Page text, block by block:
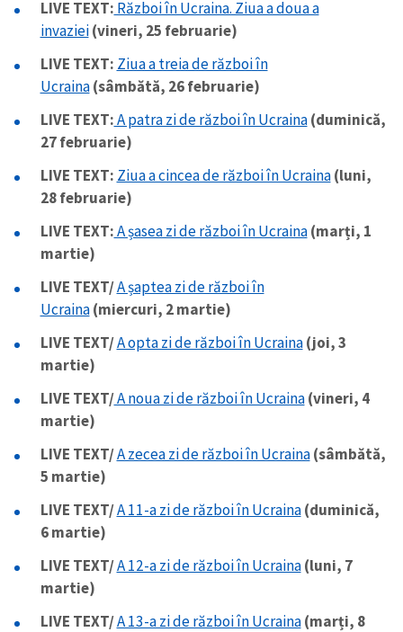
LIVE TEXT: Război în Ucraina. Ziua a doua a
invaziei(vineri, 25 februarie)
LIVE TEXT: Ziua a treia de război în
Ucraina(sâmbătă, 26 februarie)
LIVE TEXT:A patra zi de război în Ucraina(duminică,
27 februarie)
LIVE TEXT: Ziua a cincea de război în Ucraina(luni,
28 februarie)
LIVE TEXT:A șasea zi de război în Ucraina(marți, 1
martie)
LIVE TEXT/A șaptea zi de război în
Ucraina(miercuri, 2 martie)
LIVE TEXT/A opta zi de război în Ucraina(joi, 3
martie)
LIVE TEXT/A noua zi de război în Ucraina(vineri, 4
martie)
LIVE TEXT/A zecea zi de război în Ucraina(sâmbătă,
5 martie)
LIVE TEXT/A 11-a zi de război în Ucraina(duminică,
6 martie)
LIVE TEXT/A 12-a zi de război în Ucraina(luni, 7
martie)
LIVE TEXT/A 13-a zi de război în Ucraina(marți, 8
CONTACT SURSĂ
Sursă anonimă
Nume+ Numele meu
confidențialitate.